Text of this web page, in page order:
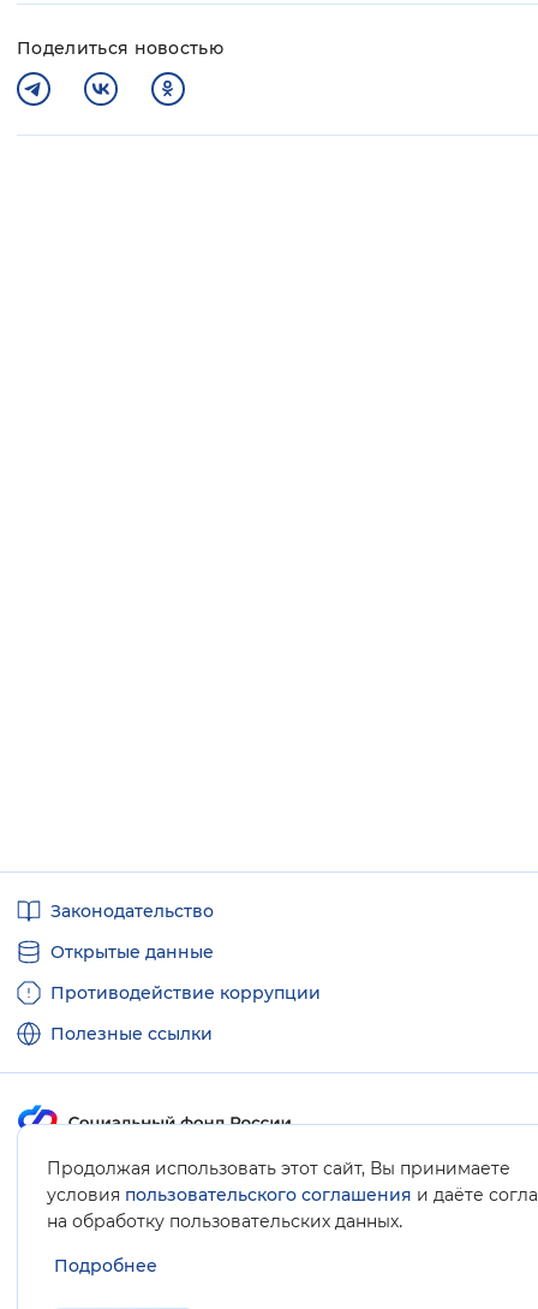
Поделиться новостью
Продолжая использовать этот сайт, Вы принимаете
условия пользовательского соглашения и даёте
на обработку пользовательских данных.
Подробнее
ссылкиЗаконодательство
Открытые данные
Противодействие коррупции
Полезные ссылки
Карта сайта